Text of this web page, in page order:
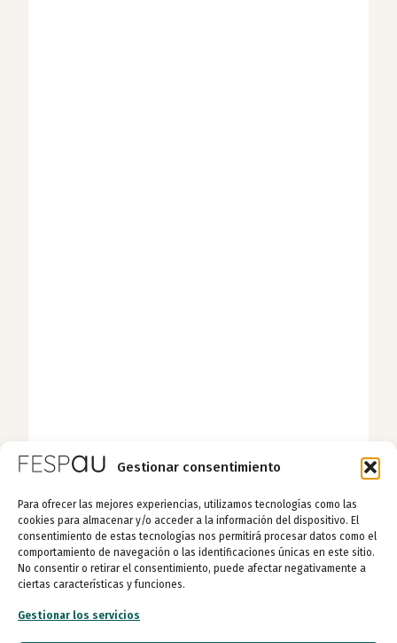
Gestionar consentimiento
Para ofrecer las mejores experiencias, utilizamos tecnologías como las
cookies para almacenar y/o acceder a la información del dispositivo. El
consentimiento de estas tecnologías nos permitirá procesar datos como el
comportamiento de navegación o las identificaciones únicas en este sitio.
No consentir o retirar el consentimiento, puede afectar negativamente a
ciertas características y funciones.
Gestionar los servicios